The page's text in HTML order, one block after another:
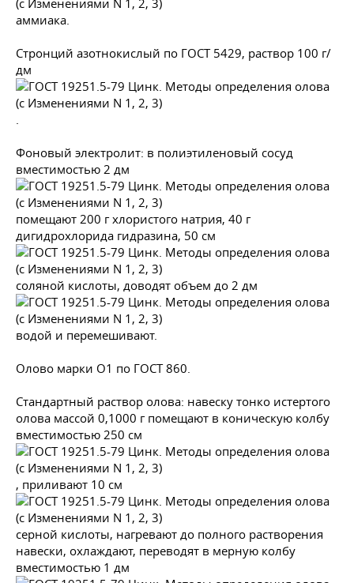
аммиака.
Стронций азотнокислый по ГОСТ 5429, раствор 100 г/
дм
.
Фоновый электролит: в полиэтиленовый сосуд
вместимостью 2 дм
помещают 200 г хлористого натрия, 40 г
дигидрохлорида гидразина, 50 см
соляной кислоты, доводят объем до 2 дм
водой и перемешивают.
Олово марки О1 по ГОСТ 860.
Стандартный раствор олова: навеску тонко истертого
олова массой 0,1000 г помещают в коническую колбу
вместимостью 250 см
, приливают 10 см
серной кислоты, нагревают до полного растворения
навески, охлаждают, переводят в мерную колбу
вместимостью 1 дм